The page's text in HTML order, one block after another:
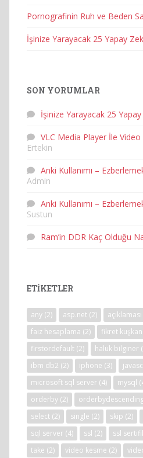
Pornografinin Ruh ve Beden
İşinize Yarayacak 25 Yapay
SON YORUMLAR
İşinize Yarayacak 25
VLC Media Player İle Video
Ertekin
Anki Kullanımı –
Admin
Anki Kullanımı –
Sustun
Ram’in DDR Kaç Olduğu
ETIKETLER
any (2) asp.net (2) açıklaması
faiz hesaplama (2) fikret kuşkan
firstordefault (2) haluk bilginer
ibm db2 (2) iphone (3)
microsoft sql server (4) mysql
orderby (2)
select (2) single (2) skip (2)
sql server (4) ssl (2) ssl
take (2) video kesme (2)